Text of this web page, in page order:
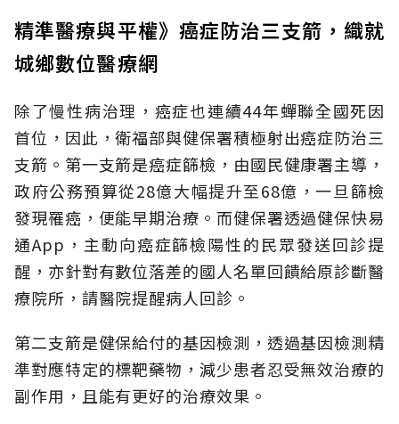
精準醫療與平權》癌症防治三支箭，織就
城鄉數位醫療網
除了慢性病治理，癌症也連續44年蟬聯全國死因
首位，因此，衛福部與健保署積極射出癌症防治三
支箭。第一支箭是癌症篩檢，由國民健康署主導，
政府公務預算從28億大幅提升至68億，一旦篩檢
發現罹癌，便能早期治療。而健保署透過健保快易
通App，主動向癌症篩檢陽性的民眾發送回診提
醒，亦針對有數位落差的國人名單回饋給原診斷醫
療院所，請醫院提醒病人回診。
第二支箭是健保給付的基因檢測，透過基因檢測精
準對應特定的標靶藥物，減少患者忍受無效治療的
副作用，且能有更好的治療效果。